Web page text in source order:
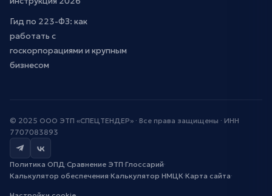
Гид по 223-ФЗ: как
работать с
госкорпорациями и крупным
бизнесом
© 2025 ООО ЭТП «СПЕЦТЕНДЕР» · Все права защищены · ИНН
7707083893
Политика ОПД·Сравнение ЭТП·Глоссарий·
Калькулятор обеспечения·Калькулятор НМЦК·Карта сайта·